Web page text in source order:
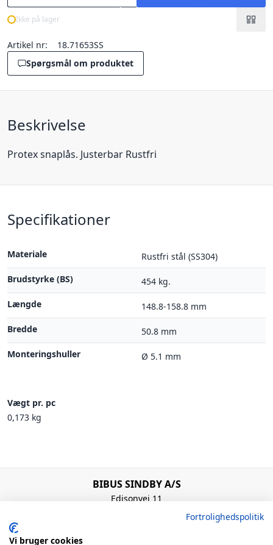
Ikke på lager
Artikel nr:
18.71653SS
Spørgsmål om produktet
Beskrivelse
Protex snaplås. Justerbar Rustfri
Specifikationer
Materiale
Rustfri stål (SS304)
Brudstyrke (BS)
454 kg.
Længde
148.8-158.8 mm
Bredde
50.8 mm
Monteringshuller
Ø 5.1 mm
Vægt pr. pc
0,173 kg
BIBUS SINDBY A/S
Edisonvej 11
Fortrolighedspolitik
Vi bruger cookies